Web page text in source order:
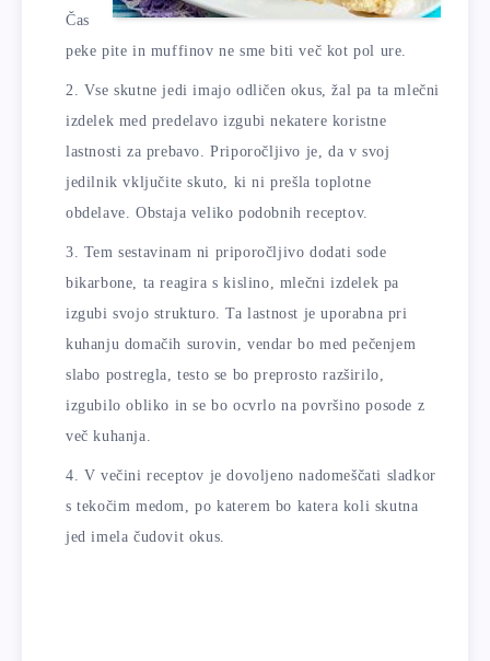
Čas
peke pite in muffinov ne sme biti več kot pol ure.
Vse skutne jedi imajo odličen okus, žal pa ta mlečni
izdelek med predelavo izgubi nekatere koristne
lastnosti za prebavo. Priporočljivo je, da v svoj
jedilnik vključite skuto, ki ni prešla toplotne
obdelave. Obstaja veliko podobnih receptov.
Tem sestavinam ni priporočljivo dodati sode
bikarbone, ta reagira s kislino, mlečni izdelek pa
izgubi svojo strukturo. Ta lastnost je uporabna pri
kuhanju domačih surovin, vendar bo med pečenjem
slabo postregla, testo se bo preprosto razširilo,
izgubilo obliko in se bo ocvrlo na površino posode z
več kuhanja.
V večini receptov je dovoljeno nadomeščati sladkor
s tekočim medom, po katerem bo katera koli skutna
jed imela čudovit okus.